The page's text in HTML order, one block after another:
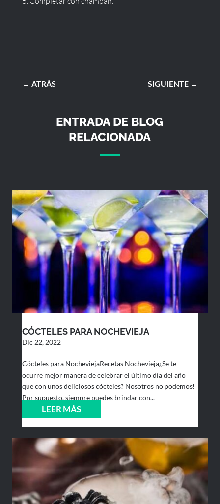
← ATRÁS SIGUIENTE →
ENTRADA DE BLOG
RELACIONADA
CÓCTELES PARA NOCHEVIEJA
Dic 22, 2022
Cócteles para NocheviejaRecetas Nochevieja¿Se te
ocurre mejor manera de celebrar el último día del año
que con unos deliciosos cócteles? Nosotros no podemos!
Por supuesto, siempre puedes brindar con...
LEER MÁS